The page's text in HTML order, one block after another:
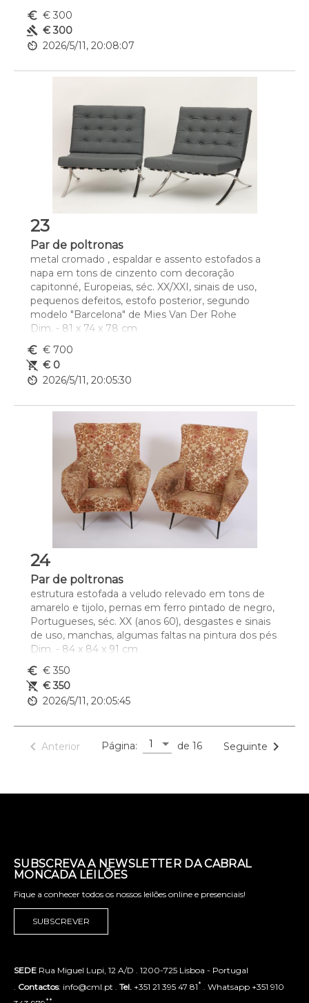
euro_symbol € 300
gavel € 300
av_timer 2026/5/11, 20:08:07
23
Par de poltronas
metal cromado , espaldar e assento estofados a
napa em tons de cinzento com decoração
capitonné, Europeias, séc. XX/XXI, sinais de uso,
pequenos defeitos, estofo posterior, segundo
modelo "Barcelona" de Mies Van Der Rohe
Dim. - 81 x 74 x 78 cm
euro_symbol € 700
remove_shopping_cart € 0
av_timer 2026/5/11, 20:05:30
24
Par de poltronas
estrutura estofada a veludo relevado em tons de
amarelo e tijolo, pernas em ferro pintado de negro,
Portugueses, séc. XX (anos 60), desgastes e sinais
de uso, manchas, algumas faltas na pintura dos pés
Dim. - 84 x 84 x 91 cm
euro_symbol € 350
remove_shopping_cart € 350
av_timer 2026/5/11, 20:05:45
navigate_before Anterior Página: 1 de 16 Seguinte navigate_next
SUBSCREVA A NEWSLETTER DA CABRAL
MONCADA LEILÕES
Fique a conhecer todos os nossos leilões online e presenciais!
SUBSCREVER
SEDE Rua Miguel Lupi, 12 A/D . 1200-725 Lisboa - Portugal
Contactos: info@cml.pt . Tel. +351 21 395 47 81* . Whatsapp +351 910
**